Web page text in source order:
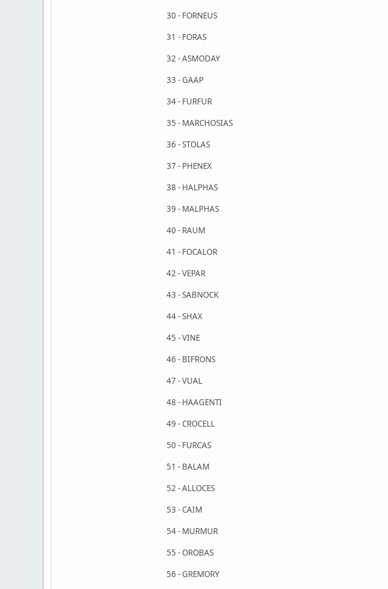
30 - FORNEUS
31 - FORAS
32 - ASMODAY
33 - GAAP
34 - FURFUR
35 - MARCHOSIAS
36 - STOLAS
37 - PHENEX
38 - HALPHAS
39 - MALPHAS
40 - RAUM
41 - FOCALOR
42 - VEPAR
43 - SABNOCK
44 - SHAX
45 - VINE
46 - BIFRONS
47 - VUAL
48 - HAAGENTI
49 - CROCELL
50 - FURCAS
51 - BALAM
52 - ALLOCES
53 - CAIM
54 - MURMUR
55 - OROBAS
56 - GREMORY